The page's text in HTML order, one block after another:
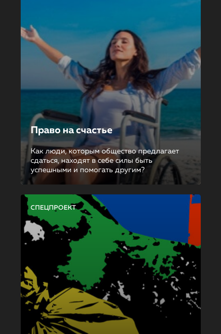
Право на счастье
Как люди, которым общество предлагает
сдаться, находят в себе силы быть
успешными и помогать другим?
СПЕЦПРОЕКТ